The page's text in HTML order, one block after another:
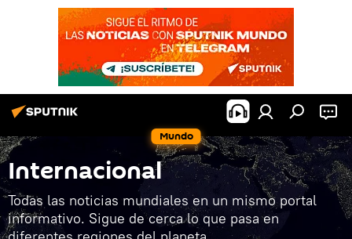
Mundo
Internacional
Todas las noticias mundiales en un mismo portal
informativo. Sigue de cerca lo que pasa en